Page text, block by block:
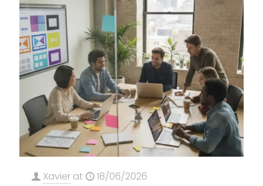
Xavier at 18/06/2026